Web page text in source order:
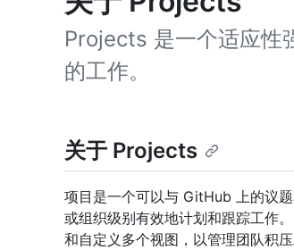
Projects 是一个适应性
的工作。
关于 Projects
项目是一个可以与 GitHub 上的议
或组织级别有效地计划和跟踪工作
和自定义多个视图，以管理团队积